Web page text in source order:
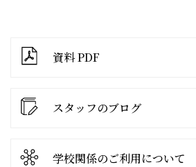
資料 PDF
スタッフのブログ
学校関係のご利用について